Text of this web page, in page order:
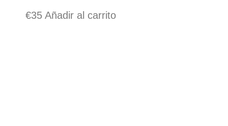
€35 Añadir al carrito